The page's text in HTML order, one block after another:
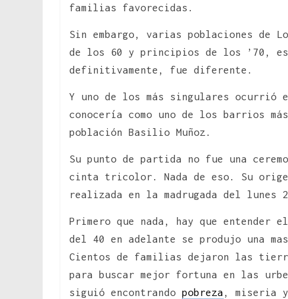
familias favorecidas.
Sin embargo, varias poblaciones de
de los 60 y principios de los ’70,
definitivamente, fue diferente.
Y uno de los más singulares ocurrió
conocería como uno de los barrios
población Basilio Muñoz.
Su punto de partida no fue una
cinta tricolor. Nada de eso. Su
realizada en la madrugada del lunes
Primero que nada, hay que entender el
del 40 en adelante se produjo una
Cientos de familias dejaron las
para buscar mejor fortuna en las
siguió encontrando pobreza , miseria y